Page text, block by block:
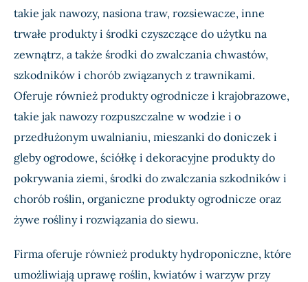
takie jak nawozy, nasiona traw, rozsiewacze, inne
trwałe produkty i środki czyszczące do użytku na
zewnątrz, a także środki do zwalczania chwastów,
szkodników i chorób związanych z trawnikami.
Oferuje również produkty ogrodnicze i krajobrazowe,
takie jak nawozy rozpuszczalne w wodzie i o
przedłużonym uwalnianiu, mieszanki do doniczek i
gleby ogrodowe, ściółkę i dekoracyjne produkty do
pokrywania ziemi, środki do zwalczania szkodników i
chorób roślin, organiczne produkty ogrodnicze oraz
żywe rośliny i rozwiązania do siewu.
Firma oferuje również produkty hydroponiczne, które
umożliwiają uprawę roślin, kwiatów i warzyw przy